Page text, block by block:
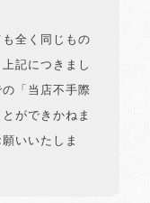
全く同じもの
記につきまし
「当店不手際
ができかねま
いいたしま